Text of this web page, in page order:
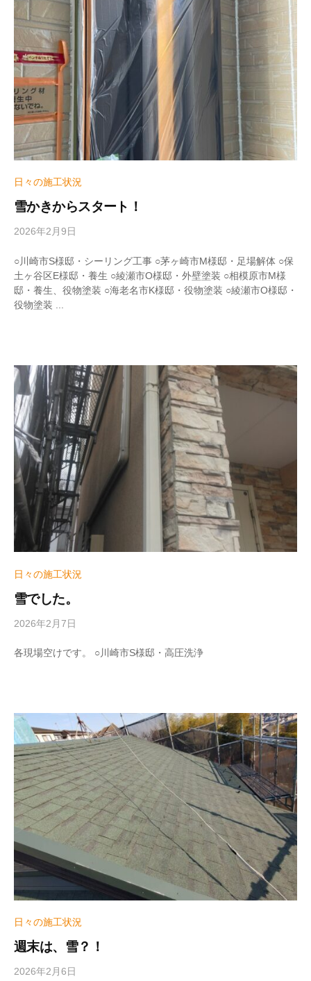
h
i
u
e
日々の施工状況
雪かきからスタート！
2026年2月9日
w
r
i
i
z
u
m
e
○川崎市S様邸・シーリング工事 ○茅ヶ崎市M様邸・足場解体 ○保
土ヶ谷区E様邸・養生 ○綾瀬市O様邸・外壁塗装 ○相模原市M様
邸・養生、役物塗装 ○海老名市K様邸・役物塗装 ○綾瀬市O様邸・
役物塗装 ...
日々の施工状況
雪でした。
2026年2月7日
w
e
r
_
h
i
z
u
m
e
各現場空けです。 ○川崎市S様邸・高圧洗浄
日々の施工状況
週末は、雪？！
2026年2月6日